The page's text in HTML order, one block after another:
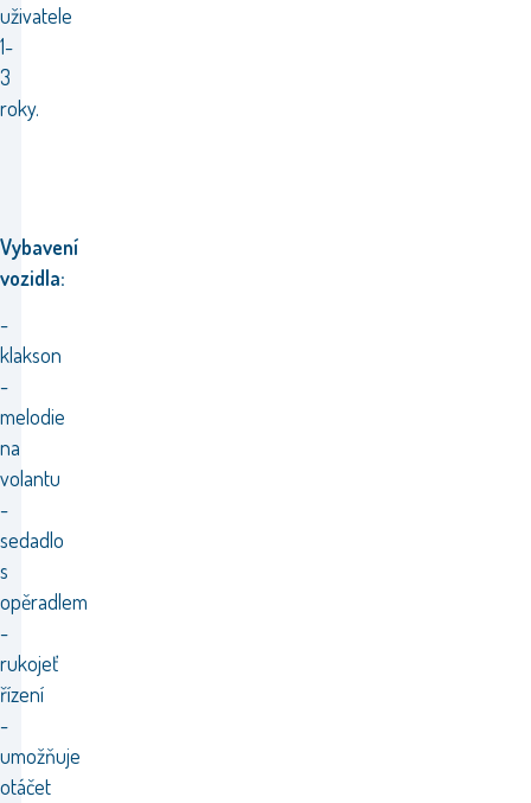
uživatele
1-
3
roky.
Vybavení
vozidla:
-
klakson
-
melodie
na
volantu
-
sedadlo
s
opěradlem
-
rukojeť
řízení
-
umožňuje
otáčet